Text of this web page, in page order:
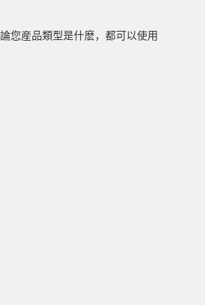
您産品類型是什麽，都可以使用